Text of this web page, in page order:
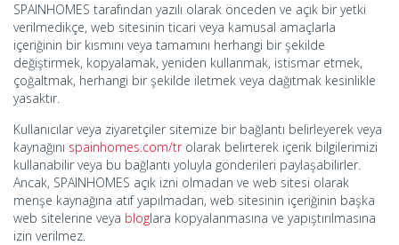
SPAINHOMES tarafından yazılı olarak önceden ve açık bir yetki
verilmedikçe, web sitesinin ticari veya kamusal amaçlarla
içeriğinin bir kısmını veya tamamını herhangi bir şekilde
değiştirmek, kopyalamak, yeniden kullanmak, istismar etmek,
çoğaltmak, herhangi bir şekilde iletmek veya dağıtmak kesinlikle
yasaktır.
Kullanıcılar veya ziyaretçiler sitemize bir bağlantı belirleyerek veya
kaynağını spainhomes.com/trolarak belirterek içerik bilgilerimizi
kullanabilir veya bu bağlantı yoluyla gönderileri paylaşabilirler.
Ancak, SPAINHOMES açık izni olmadan ve web sitesi olarak
menşe kaynağına atıf yapılmadan, web sitesinin içeriğinin başka
web sitelerine veya bloglara kopyalanmasına ve yapıştırılmasına
izin verilmez.